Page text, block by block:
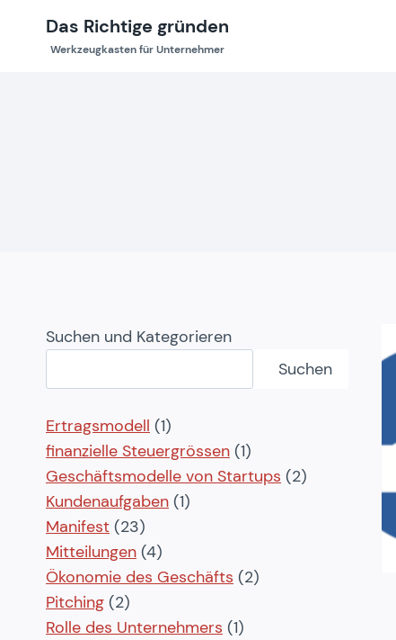
Das Richtige gründen
Werkzeugkasten für Unternehmer
Suchen und Kategorieren
Suchen
Ertragsmodell (1)
finanzielle Steuergrössen (1)
Geschäftsmodelle von Startups (2)
Kundenaufgaben (1)
Manifest (23)
Mitteilungen (4)
Ökonomie des Geschäfts (2)
Pitching (2)
Rolle des Unternehmers (1)